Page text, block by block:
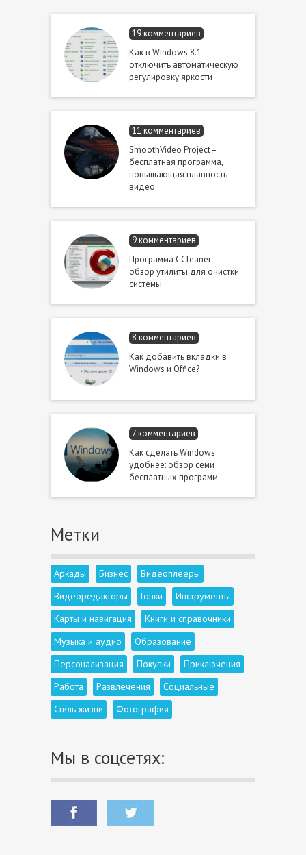
19 комментариев
Как в Windows 8.1
отключить автоматическую
регулировку яркости
11 комментариев
SmoothVideo Project–
бесплатная программа,
повышающая плавность
видео
9 комментариев
Программа CCleaner —
обзор утилиты для очистки
системы
8 комментариев
Как добавить вкладки в
Windows и Office?
7 комментариев
Как сделать Windows
удобнее: обзор семи
бесплатных программ
Метки
Аркады Бизнес
Видеоплееры
Видеоредакторы
Гонки
Инструменты
Карты и навигация
Книги и справочники
Музыка и аудио
Образование
Персонализация
Покупки
Приключения
Работа
Развлечения
Социальные
Стиль жизни
Фотография
Мы в соцсетях: